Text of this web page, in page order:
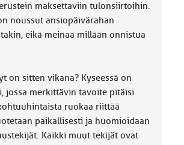
maksettaviin tulonsiirtoihin.
noussut ansiopäivärahan
eikä meinaa millään onnistua
on sitten vikana? Kyseessä on
jossa merkittävin tavoite pitäisi
ruokaa riittää
paikallisesti ja huomioidaan
Kaikki muut tekijät ovat